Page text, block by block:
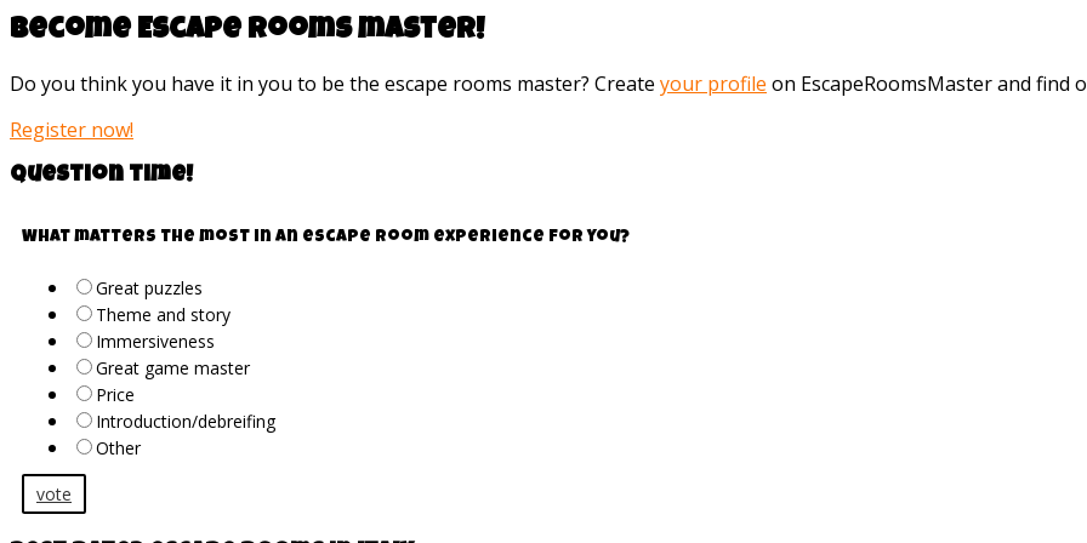
Become Escape rooms master!
Do you think you have it in you to be the escape rooms master? Create your profile on EscapeRoomsMaster and find
Register now!
Question time!
What matters the most in an escape room experience for you?
Great puzzles
Theme and story
Immersiveness
Great game master
Price
Introduction/debreifing
Other
vote